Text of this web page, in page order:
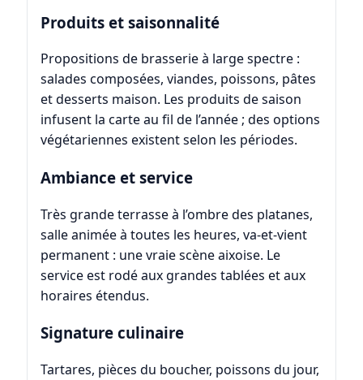
Produits et saisonnalité
Propositions de brasserie à large spectre :
salades composées, viandes, poissons, pâtes
et desserts maison. Les produits de saison
infusent la carte au fil de l’année ; des options
végétariennes existent selon les périodes.
Ambiance et service
Très grande terrasse à l’ombre des platanes,
salle animée à toutes les heures, va‑et‑vient
permanent : une vraie scène aixoise. Le
service est rodé aux grandes tablées et aux
horaires étendus.
Signature culinaire
Tartares, pièces du boucher, poissons du jour,